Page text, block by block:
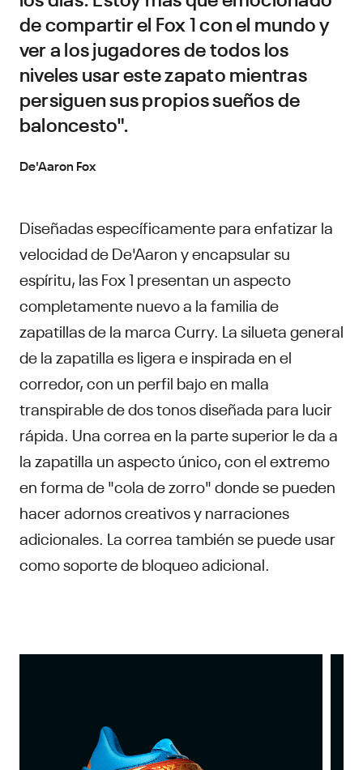
de compartir el Fox 1 con el mundo y
ver a los jugadores de todos los
niveles usar este zapato mientras
persiguen sus propios sueños de
baloncesto".
De'Aaron Fox
Diseñadas específicamente para enfatizar la
velocidad de De'Aaron y encapsular su
espíritu, las Fox 1 presentan un aspecto
completamente nuevo a la familia de
zapatillas de la marca Curry. La silueta general
de la zapatilla es ligera e inspirada en el
corredor, con un perfil bajo en malla
transpirable de dos tonos diseñada para lucir
rápida. Una correa en la parte superior le da a
la zapatilla un aspecto único, con el extremo
en forma de "cola de zorro" donde se pueden
hacer adornos creativos y narraciones
adicionales. La correa también se puede usar
como soporte de bloqueo adicional.